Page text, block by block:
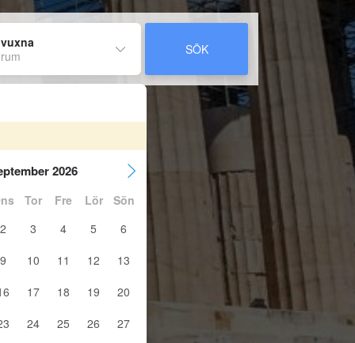
SÖK
2026
Tor Fre Lör
Sön
2
3 4 5
6
9
10 11 12
13
17 18 19
20
24 25 26 27